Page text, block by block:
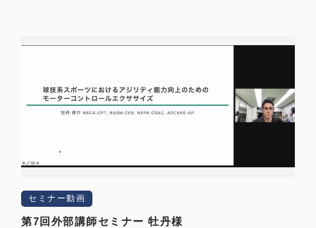
セミナー動画
第7回外部講師セミナー 牡丹様